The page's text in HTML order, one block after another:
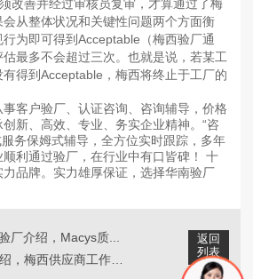
改善并经过审核员复审，才算通过了梅
从整体状况和关键性问题两个方面衡
为即可得到Acceptable（梅西验厂通
最多不会超过三次。也就是说，若某工
得到Acceptable，梅西将终止于工厂的
客户验厂、认证咨询、咨询辅导，价格
新、高效、专业、务实企业精神。“咨
务保姆式辅导，全方位实时跟踪，多年
利通过验厂，在行业中有口皆碑！ 十
品牌。实力雄厚保证，选择华南验厂
返回
列表
厂介绍，Macys质...